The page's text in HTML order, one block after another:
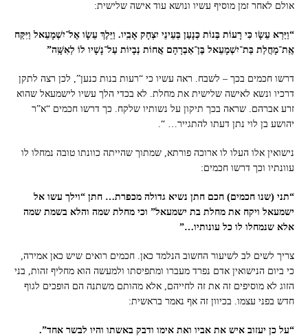
אולם לאחר זמן מוסיף עשיו ונושא עוד אישה שלישית:
“וַיַּרְא עֵשָׂו כִּי רָעוֹת בְּנוֹת כְּנָעַן בְּעֵינֵי יִצְחָק אָבִֽיו. וַיֵּלֶךְ עֵשָׂו אֶל־יִשְׁמָעֵאל וַיִּקַּח
אֶֽת־מָחֲלַת בַּת־יִשְׁמָעֵאל בֶּן־אַבְרָהָם אֲחוֹת נְבָיוֹת עַל־נָשָׁיו לוֹ לְאִשָּֽׁה”
דרשו חכמים בכך – לשבח. ראה עשיו כי “רעות בנות כנען”, לכן רצה לתקן
דרכיו ונשא לאישה שלישית את מחלת. לא בכדי הלך עשיו לישמעאל שהוא
זרע אברהם. שראה בכך תיקון על נשותיו שלקח. כך דרשו חכמים “א”ר
יהושע בן לוי נתן דעתו להתגייר… “.
נישואין אלו העלו לו ארוכה פורתא, שמתוך שהייתה כוונתו טובה נמחלו לו
עוונתיו וכך דרשו חכמים:
“תני (שנו חכמים) חכם חתן נשיא גדולה מכפרת… חתן “וילך עשו אל
ישמעאל ויקח את מחלת בת ישמעאל” וכי מחלת שמה והלא בשמת שמה
אלא שנמחלו לו כל עונותיו…”
צריך לשים לב לשיעור החשוב הנלמד כאן. חכמים רואים שיש כאן אמירה,
כי ביום הנישואין אדם נפרד מעברו ומתפיסתו ולמעשה הוא מחליף זהות, בני
הזוג לא מוסיפים זה את זה לחייהם, אלא מהותם משתנה הם הופכים לגוף
חדש בפני עצמו. בכיוון זה אף נאמר בראשית:
“על כן יעזוב איש את אביו ואת אימו ודבק באשתו והיו לבשר אחד”.